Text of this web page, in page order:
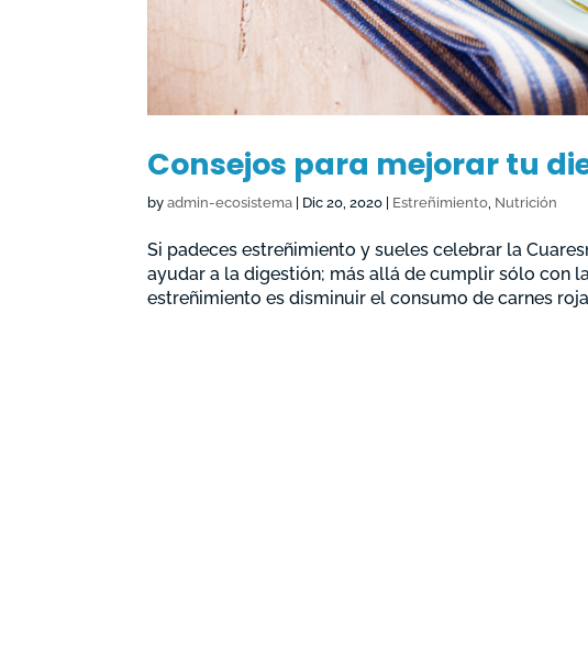
Consejos para mejorar tu
byadmin-ecosistema Dic 20, 2020 Estreñimiento, Nutrición
Si padeces estreñimiento y sueles celebrar la
ayudar a la digestión; más allá de cumplir sólo con
estreñimiento es disminuir el consumo de carnes